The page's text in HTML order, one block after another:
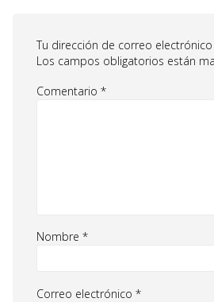
Tu dirección de correo
Los campos obligatorios están
Comentario *
Nombre *
Correo electrónico *